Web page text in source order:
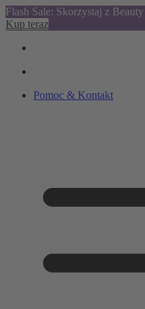
Flash Sale: Skorzystaj z
Kup teraz
Pomoc & Kontakt